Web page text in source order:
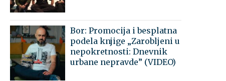
Bor: Promocija i besplatna
podela knjige „Zarobljeni u
nepokretnosti: Dnevnik
urbane nepravde” (VIDEO)